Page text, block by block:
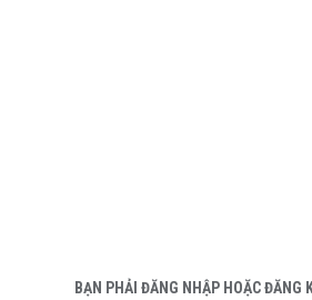
BẠN PHẢI ĐĂNG NHẬP HOẶC ĐĂNG